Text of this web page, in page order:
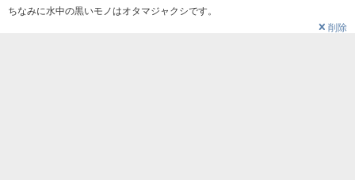
ちなみに水中の黒いモノはオタマジャクシです。
❌ 削除